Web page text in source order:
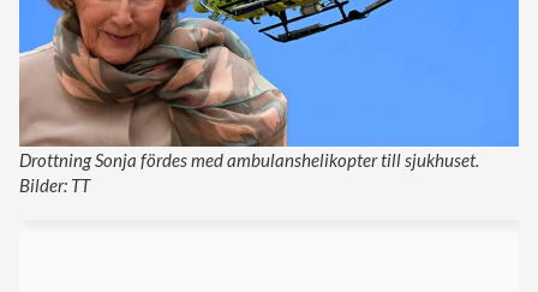
Drottning Sonja fördes med ambulanshelikopter till sjukhuset.
Bilder: TT